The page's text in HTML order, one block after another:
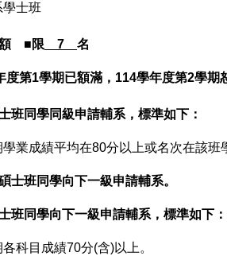
士班
額 ■限 7 名
度第1學期已額滿，114學年度第2學期
班同學同級申請輔系，標準如下：
業成績平均在80分以上或名次在該班
士班同學向下一級申請輔系。
班同學向下一級申請輔系，標準如下：
科目成績70分(含)以上。